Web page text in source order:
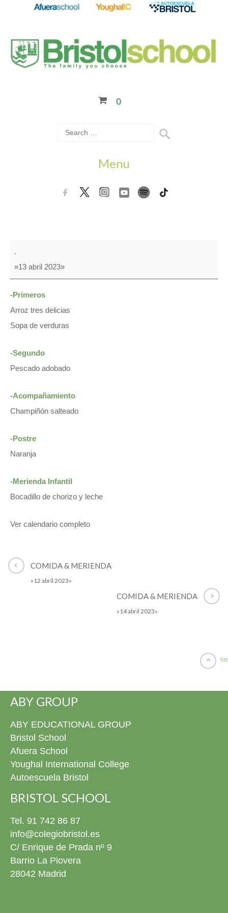
0
Menu
MERIENDA
.
»13 abril 2023»
-Primeros
Arroz tres delicias
Sopa de verduras
-Segundo
Pescado adobado
-Acompañamiento
Champiñón salteado
-Postre
Naranja
-Merienda Infantil
Bocadillo de chorizo y leche
Ver calendario completo
COMIDA & MERIENDA
»12 abril 2023»
COMIDA & MERIENDA
»14 abril 2023»
top
ABY GROUP
ABY EDUCATIONAL GROUP
Bristol School
Afuera School
Youghal International College
Autoescuela Bristol
BRISTOL SCHOOL
Tel. 91 742 86 87
info@colegiobristol.es
C/ Enrique de Prada nº 9
Barrio La Piovera
28042 Madrid